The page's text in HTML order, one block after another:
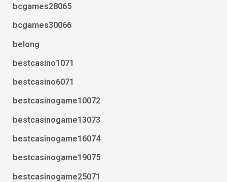
bcgames28065
bcgames30066
belong
bestcasino1071
bestcasino6071
bestcasinogame10072
bestcasinogame13073
bestcasinogame16074
bestcasinogame19075
bestcasinogame25071